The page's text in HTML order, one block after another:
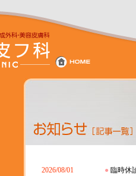
2026/08/01 ● 臨時休